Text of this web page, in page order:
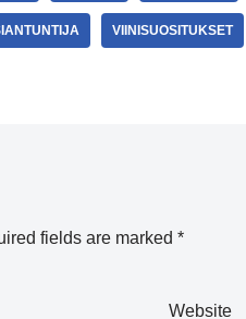
VIINISUOSITUKSET
fields are marked *
Website